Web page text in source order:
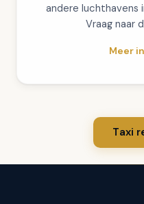
andere luchthavens
Vraag naar
Meer
Taxi